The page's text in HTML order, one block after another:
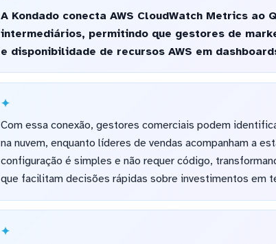
A Kondado conecta AWS CloudWatch Metrics
intermediários, permitindo que gestores de
e disponibilidade de recursos AWS em
Com essa conexão, gestores comerciais podem
na nuvem, enquanto líderes de vendas acompanham a
configuração é simples e não requer código,
que facilitam decisões rápidas sobre investimentos em